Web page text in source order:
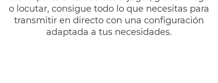
o locutar, consigue todo lo que necesitas para
transmitir en directo con una configuración
adaptada a tus necesidades.